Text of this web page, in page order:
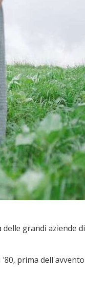
grandi aziende
prima